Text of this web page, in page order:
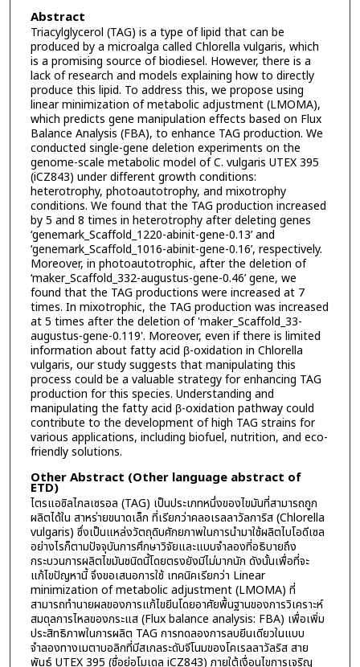
Abstract
Triacylglycerol (TAG) is a type of lipid that can be
produced by a microalga called Chlorella vulgaris, which
is a promising source of biodiesel. However, there is a
lack of research and models explaining how to directly
produce this lipid. To address this, we propose using
linear minimization of metabolic adjustment (LMOMA),
which predicts gene manipulation effects based on Flux
Balance Analysis (FBA), to enhance TAG production. We
conducted single-gene deletion experiments on the
genome-scale metabolic model of C. vulgaris UTEX 395
(iCZ843) under different growth conditions:
heterotrophy, photoautotrophy, and mixotrophy
conditions. We found that the TAG production increased
by 5 and 8 times in heterotrophy after deleting genes
‘genemark_Scaffold_1220-abinit-gene-0.13’ and
‘genemark_Scaffold_1016-abinit-gene-0.16’, respectively.
Moreover, in photoautotrophic, after the deletion of
‘maker_Scaffold_332-augustus-gene-0.46’ gene, we
found that the TAG productions were increased at 7
times. In mixotrophic, the TAG production was increased
at 5 times after the deletion of 'maker_Scaffold_33-
augustus-gene-0.119'. Moreover, even if there is limited
information about fatty acid β-oxidation in Chlorella
vulgaris, our study suggests that manipulating this
process could be a valuable strategy for enhancing TAG
production for this species. Understanding and
manipulating the fatty acid β-oxidation pathway could
contribute to the development of high TAG strains for
various applications, including biofuel, nutrition, and eco-
friendly solutions.
Other Abstract (Other language abstract of
ETD)
ไตรแอซิลไกลเซรอล (TAG) เป็นประเภทหนึ่งของไขมันที่สามารถถูก
ผลิตได้ใน สาหร่ายขนาดเล็ก ที่เรียกว่าคลอเรลลาวัลการิส (Chlorella
vulgaris) ซึ่งเป็นแหล่งวัตถุดิบศักยภาพในการนำมาใช้ผลิตไบโอดีเซล
อย่างไรก็ตามปัจจุบันการศึกษาวิจัยและแบบจำลองที่อธิบายถึง
กระบวนการผลิตไขมันชนิดนี้โดยตรงยังมีไม่มากนัก ดังนั้นเพื่อที่จะ
แก้ไขปัญหานี้ จึงขอเสนอการใช้ เทคนิคเรียกว่า Linear
minimization of metabolic adjustment (LMOMA) ที่
สามารถทำนายผลของการแก้ไขยีนโดยอาศัยพื้นฐานของการวิเคราะห์
สมดุลการไหลของกระแส (Flux balance analysis: FBA) เพื่อเพิ่ม
ประสิทธิภาพในการผลิต TAG การทดลองการลบยีนเดียวในแบบ
จำลองทางเมตาบอลิกที่มีสเกลระดับจีโนมของโคเรลลาวัลริส สาย
พันธุ์ UTEX 395 (ชื่อย่อโมเดล iCZ843) ภายใต้เงื่อนไขการเจริญ